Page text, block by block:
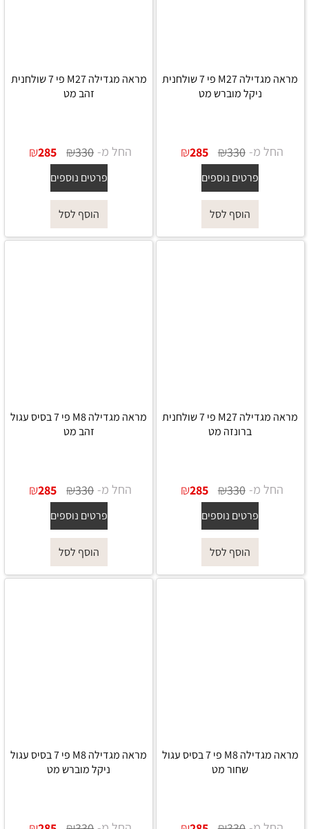
מראה מגדילה M27 פי 7 שולחנית
ניקל מוברש מט
החל מ- ₪330
₪285
פרטים נוספים
הוסף לסל
מראה מגדילה M27 פי 7 שולחנית
זהב מט
החל מ- ₪330
₪285
פרטים נוספים
הוסף לסל
מראה מגדילה M27 פי 7 שולחנית
ברונזה מט
החל מ- ₪330
₪285
פרטים נוספים
הוסף לסל
מראה מגדילה M8 פי 7 בסיס עגול
זהב מט
החל מ- ₪330
₪285
פרטים נוספים
הוסף לסל
מראה מגדילה M8 פי 7 בסיס עגול
שחור מט
מראה מגדילה M8 פי 7 בסיס עגול
ניקל מוברש מט